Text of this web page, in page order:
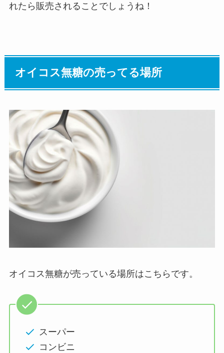
れたら販売されることでしょうね！
オイコス無糖の売ってる場所
オイコス無糖が売っている場所はこちらです。
スーパー
コンビニ